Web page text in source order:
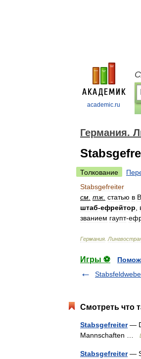
academic.ru
Германия.
Толкование
Stabsgefreiter
см тж статью в
штаб-ефрейтор
званием гаупт-
Германия
Игры ⚽
Смотреть что
Stabsgefreiter—
Mannschaften …
Stabsgefreiter—